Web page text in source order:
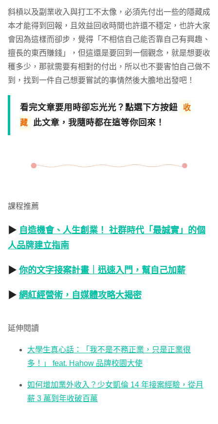
斜槓以及副業收入與打工不太像，必須先付出一些的隱藏成
本才能得到回報，且效益回收時間也許還不穩定，也許大家
會因為這樣而卻步，覺得「不相信自己能否靠自己有興趣、
擅長的東西賺錢」，但這還是要回到一個觀念，就是想要收
穫多少，那就需要有相對的付出，所以也不要害怕自己做不
到，找到一件自己想要嘗試的事情然後大膽地出發吧！
看完文章要用時卻忘光光？點選下方按鈕
收
藏
此文章，我隨時都在這等你回來！
課程推薦
▶ 自造機會、人生創業！ 社群時代「最誠實」的個
人品牌建立指南
▶ 你的文字接案計畫｜迅速入門，幫自己加薪
▶ 網紅經營術，自媒體攻略大揭密
延伸閱讀
大學生真心話：「我不是不務正業，只是正業很
多！」 feat. Hahow 品牌校園大使
如何增加業外收入？少女凱倫 14 年接案經驗，從月
薪 3 萬到年收破百萬